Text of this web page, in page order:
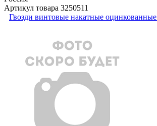
Артикул товара 3250511
Гвозди винтовые накатные